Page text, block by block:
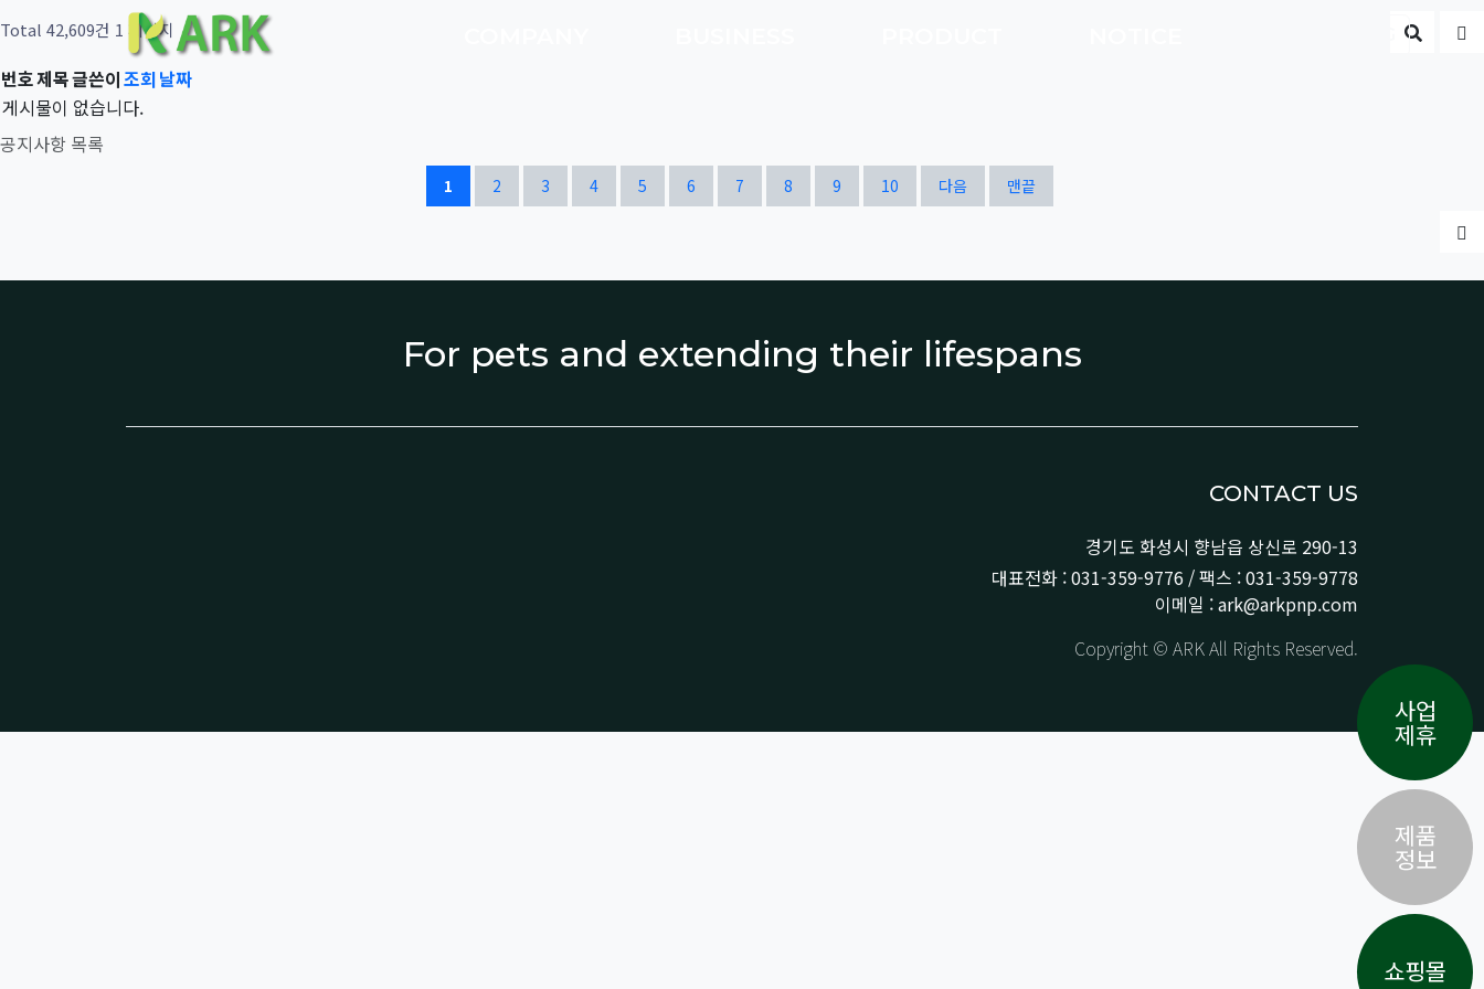
Total 42,609건 1 페이지 게시판
공지사항 목록
번호제목글쓴이조회날짜
게시물이 없습니다.
열린
1 페이지
2
페이지 3
페이지 4
페이지 5
페이지 6
페이지 7
페이지 8
페이지 9
페이지 10
페이지 다음 맨끝
For pets and extending their lifespans
CONTACT US
경기도 화성시 향남읍 상신로 290-13
대표전화 : 031-359-9776 / 팩스 : 031-359-9778
이메일 : ark@arkpnp.com
Copyright © ARK All Rights Reserved.
사업
제휴
제품
정보
쇼핑몰